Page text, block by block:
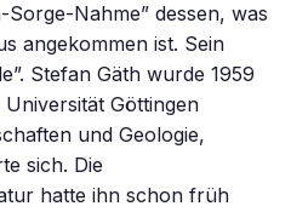
Nahme” dessen, was
angekommen ist. Sein
Stefan Gäth wurde 1959
Göttingen
und Geologie,
sich. Die
hatte ihn schon früh